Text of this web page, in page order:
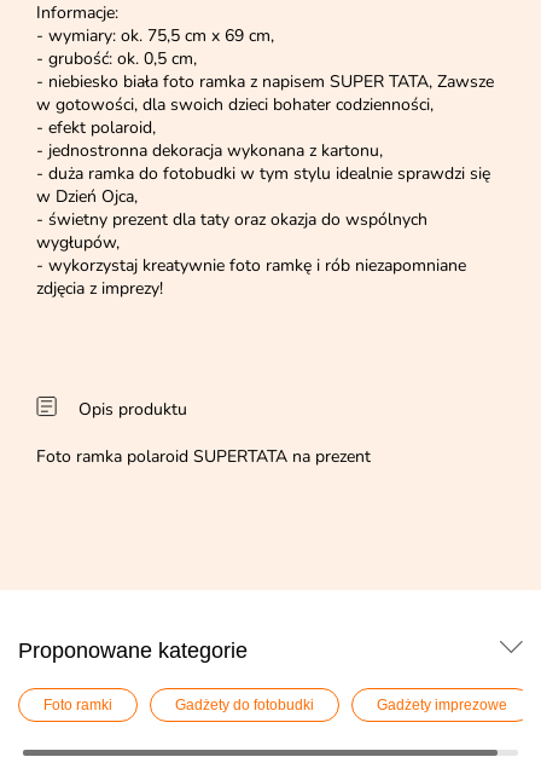
Informacje:
- wymiary: ok. 75,5 cm x 69 cm,
- grubość: ok. 0,5 cm,
- niebiesko biała foto ramka z napisem SUPER TATA, Zawsze
w gotowości, dla swoich dzieci bohater codzienności,
- efekt polaroid,
- jednostronna dekoracja wykonana z kartonu,
- duża ramka do fotobudki w tym stylu idealnie sprawdzi się
w Dzień Ojca,
- świetny prezent dla taty oraz okazja do wspólnych
wygłupów,
- wykorzystaj kreatywnie foto ramkę i rób niezapomniane
zdjęcia z imprezy!
Opis produktu
Foto ramka polaroid SUPERTATA na prezent
Proponowane kategorie
Foto ramki Gadżety do fotobudki Gadżety imprezowe